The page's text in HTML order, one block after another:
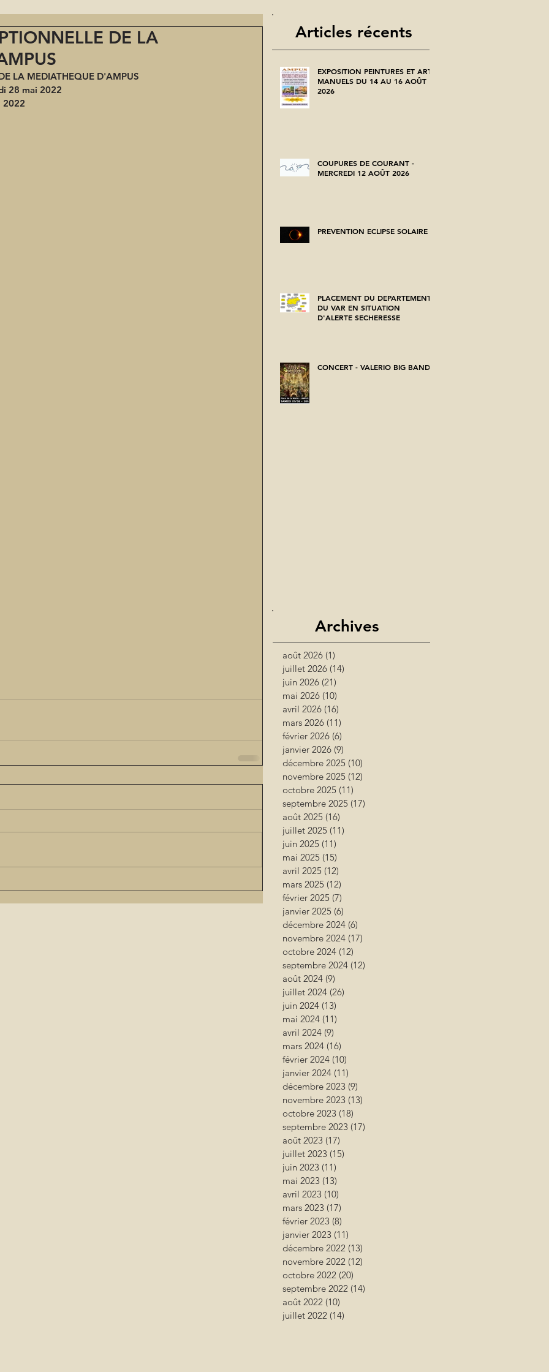
DE LA
LA MEDIATHEQUE D'AMPUS
28 mai 2022
2022
Articles récents
EXPOSITION PEINTURES ET ARTS
MANUELS DU 14 AU 16 AOÛT
2026
COUPURES DE COURANT -
MERCREDI 12 AOÛT 2026
PREVENTION ECLIPSE SOLAIRE
PLACEMENT DU DEPARTEMENT
DU VAR EN SITUATION
D'ALERTE SECHERESSE
CONCERT - VALERIO BIG BAND
Archives
août 2026 (1)
juillet 2026 (14)
juin 2026 (21)
mai 2026 (10)
avril 2026 (16)
mars 2026 (11)
février 2026 (6)
janvier 2026 (9)
décembre 2025 (10)
novembre 2025 (12)
octobre 2025 (11)
septembre 2025 (17)
août 2025 (16)
juillet 2025 (11)
juin 2025 (11)
mai 2025 (15)
avril 2025 (12)
mars 2025 (12)
février 2025 (7)
janvier 2025 (6)
décembre 2024 (6)
novembre 2024 (17)
octobre 2024 (12)
septembre 2024 (12)
août 2024 (9)
juillet 2024 (26)
juin 2024 (13)
mai 2024 (11)
avril 2024 (9)
mars 2024 (16)
février 2024 (10)
janvier 2024 (11)
décembre 2023 (9)
novembre 2023 (13)
octobre 2023 (18)
septembre 2023 (17)
août 2023 (17)
juillet 2023 (15)
juin 2023 (11)
mai 2023 (13)
avril 2023 (10)
mars 2023 (17)
février 2023 (8)
janvier 2023 (11)
décembre 2022 (13)
novembre 2022 (12)
octobre 2022 (20)
septembre 2022 (14)
août 2022 (10)
juillet 2022 (14)